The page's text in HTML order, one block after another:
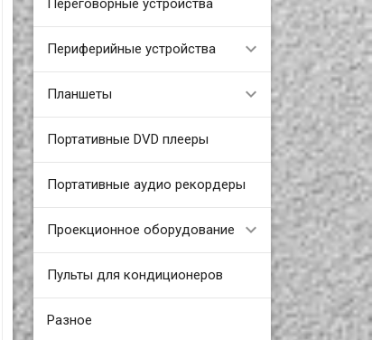
Периферийные устройства
Планшеты
Портативные DVD плееры
Портативные аудио рекордеры
Проекционное оборудование
Пульты для кондиционеров
Разное